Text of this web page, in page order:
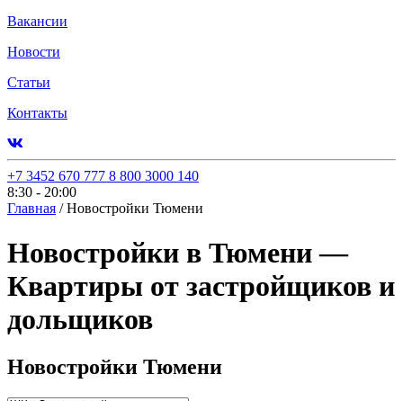
Вакансии
Новости
Статьи
Контакты
+7 3452 670 777 8 800 3000 140
8:30 - 20:00
Главная / Новостройки Тюмени
Новостройки в Тюмени—
Квартиры от застройщиков и
дольщиков
Новостройки Тюмени